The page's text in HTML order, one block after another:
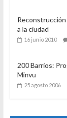
a la ciudad
16 junio 2010
200 Barrios:
Minvu
25 agosto 2006